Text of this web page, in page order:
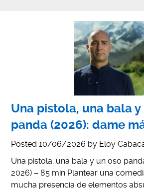
Una pistola, una bala y
panda (2026): dame
Posted10/06/2026 by Eloy
Una pistola, una bala y un oso
2026) – 85 min Plantear una
mucha presencia de elementos